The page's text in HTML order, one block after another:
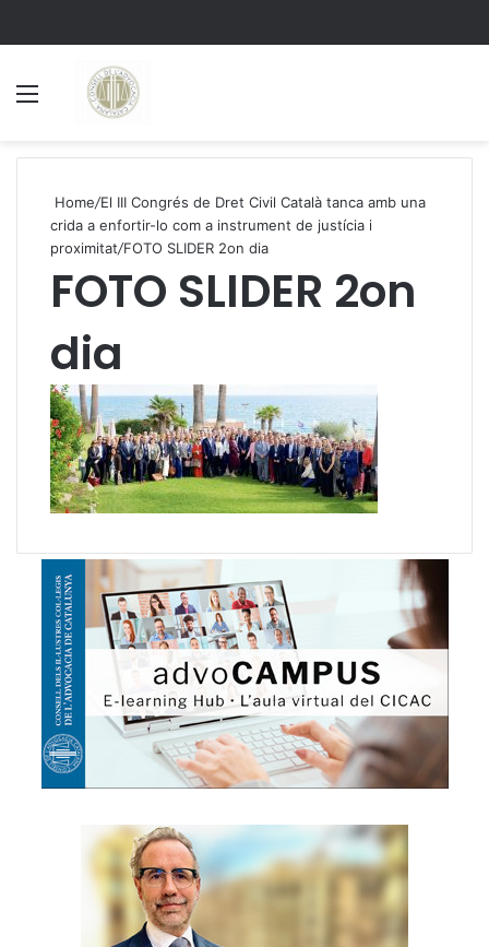
Home/El III Congrés de Dret Civil Català tanca amb una
crida a enfortir-lo com a instrument de justícia i
proximitat/FOTO SLIDER 2on dia
FOTO SLIDER 2on
dia